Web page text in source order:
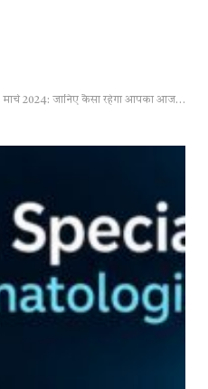
2024: जानिए कैसा रहेगा आपका आज का दिन